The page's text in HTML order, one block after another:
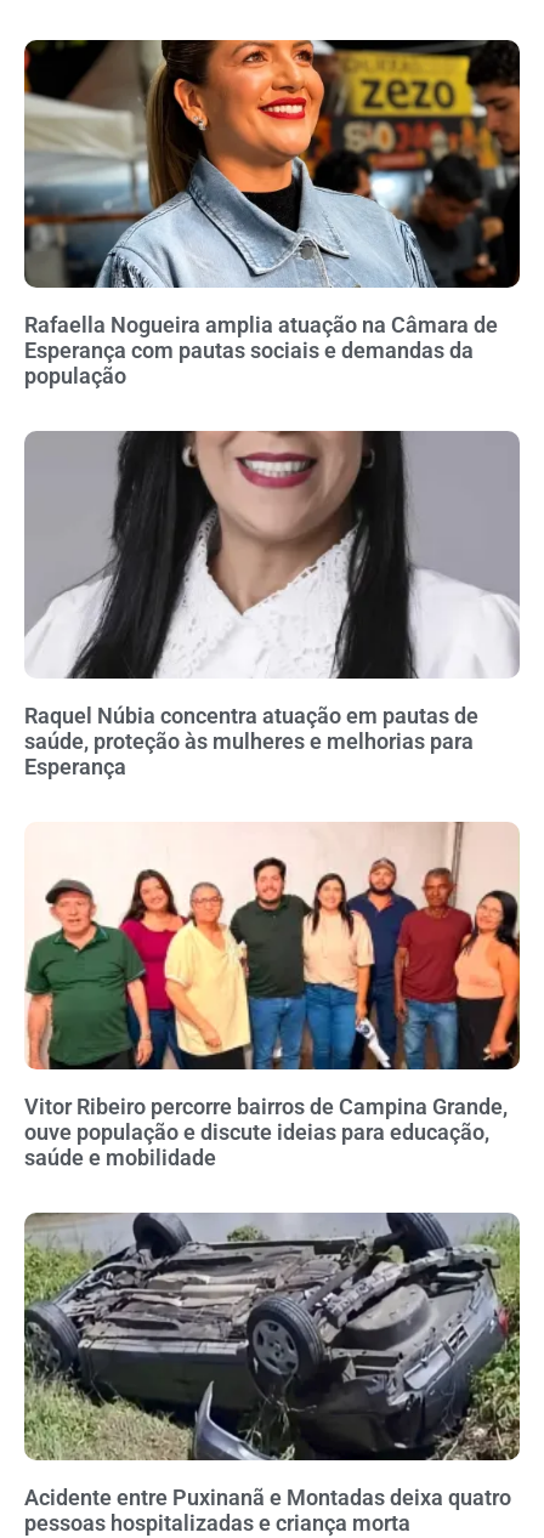
Rafaella Nogueira amplia atuação na Câmara de
Esperança com pautas sociais e demandas da
população
Raquel Núbia concentra atuação em pautas de
saúde, proteção às mulheres e melhorias para
Esperança
Vitor Ribeiro percorre bairros de Campina Grande,
ouve população e discute ideias para educação,
saúde e mobilidade
Acidente entre Puxinanã e Montadas deixa quatro
pessoas hospitalizadas e criança morta